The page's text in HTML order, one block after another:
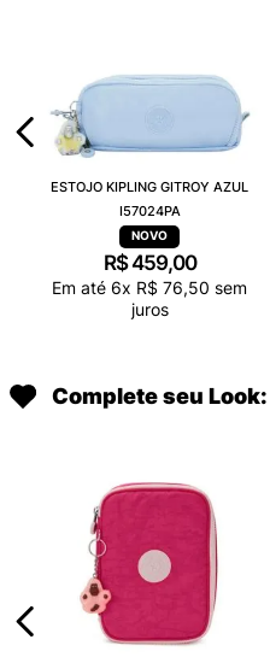
ESTOJO KIPLING GITROY AZUL
I57024PA
R$459,00
Em até 6x R$ 76,50 sem
juros
Complete seu Look: